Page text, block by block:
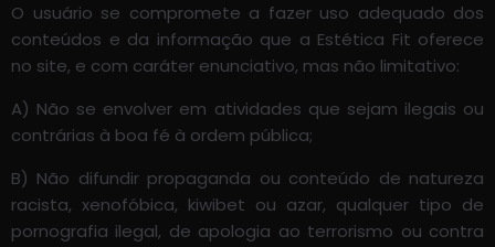
O usuário se compromete a fazer uso adequado dos
conteúdos e da informação que a Estética Fit oferece
no site, e com caráter enunciativo, mas não limitativo:
A) Não se envolver em atividades que sejam ilegais ou
contrárias à boa fé à ordem pública;
B) Não difundir propaganda ou conteúdo de natureza
racista, xenofóbica, kiwibet ou azar, qualquer tipo de
pornografia ilegal, de apologia ao terrorismo ou contra